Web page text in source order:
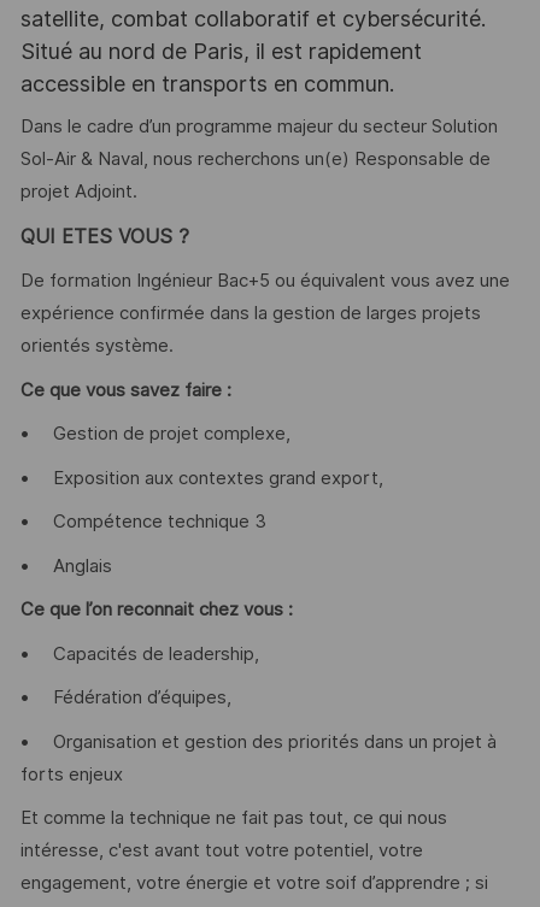
satellite, combat collaboratif et cybersécurité.
Situé au nord de Paris, il est rapidement
accessible en transports en commun.
Dans le cadre d’un programme majeur du secteur Solution
Sol-Air & Naval, nous recherchons un(e) Responsable de
projet Adjoint.
QUI ETES VOUS ?
De formation Ingénieur Bac+5 ou équivalent vous avez une
expérience confirmée dans la gestion de larges projets
orientés système.
Ce que vous savez faire :
• Gestion de projet complexe,
• Exposition aux contextes grand export,
• Compétence technique 3
• Anglais
Ce que l’on reconnait chez vous :
• Capacités de leadership,
• Fédération d’équipes,
• Organisation et gestion des priorités dans un projet à
forts enjeux
Et comme la technique ne fait pas tout, ce qui nous
intéresse, c'est avant tout votre potentiel, votre
engagement, votre énergie et votre soif d’apprendre ; si